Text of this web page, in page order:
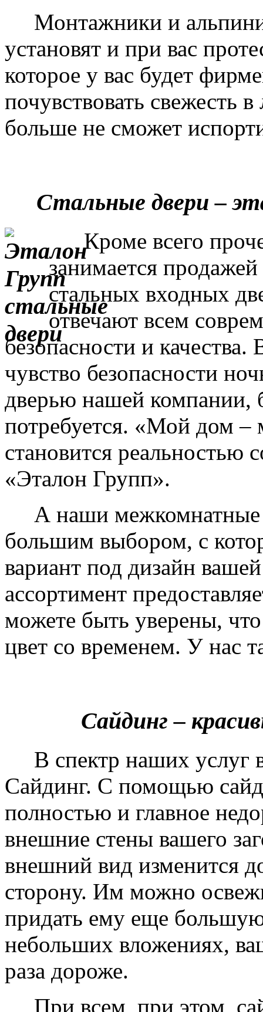
Монтажники и
установят и при вас
которое у вас будет
почувствовать свежесть
больше не сможет
Стальные двери –
Кроме всего
занимается
стальных входных
отвечают всем
безопасности и
чувство безопасности
дверью нашей компании,
потребуется. «Мой дом –
становится реальностью
«Эталон Групп».
А наши межкомнатные
большим выбором, с
вариант под дизайн
ассортимент
можете быть уверены,
цвет со временем. У нас
Сайдинг –
В спектр наших услуг
Сайдинг. С помощью
полностью и главное
внешние стены вашего
внешний вид изменится
сторону. Им можно
придать ему еще
небольших вложениях,
раза дороже.
При всем, при этом,